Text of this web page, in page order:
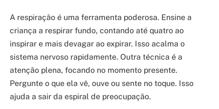
A respiração é uma ferramenta poderosa. Ensine a
criança a respirar fundo, contando até quatro ao
inspirar e mais devagar ao expirar. Isso acalma o
sistema nervoso rapidamente. Outra técnica é a
atenção plena, focando no momento presente.
Pergunte o que ela vê, ouve ou sente no toque. Isso
ajuda a sair da espiral de preocupação.